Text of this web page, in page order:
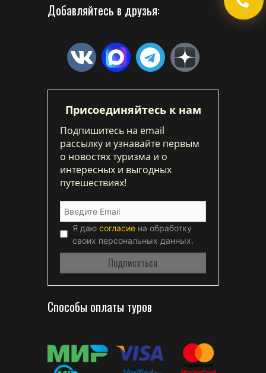
Добавляйтесь в друзья:
Присоединяйтесь к нам
Подпишитесь на email
рассылку и узнавайте первым
о новостях туризма и о
интересных и выгодных
путешествиях!
Я даю согласие на обработку
своих персональных данных.
Способы оплаты туров